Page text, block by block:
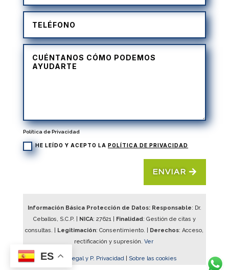
Política de Privacidad
HE LEÍDO Y ACEPTO LA POLÍTICA DE PRIVACIDAD
ENVIAR
Información Básica Protección de Datos: Responsable: Dr.
Ceballos, S.C.P. |
NICA: 27621| Finalidad: Gestión de citas y
consultas. |
Legitimación: Consentimiento. | Derechos: Acceso,
rectificación y supresión. Ver
Aviso Legal y P. Privacidad Sobre las cookies
ES